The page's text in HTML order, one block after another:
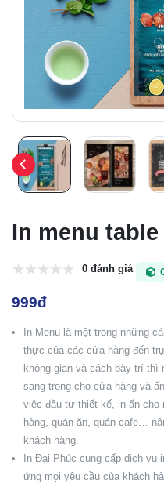
In menu
0 đánh giá
999đ
In Menu là một trong những
thực của các cửa hàng đến
không gian và cách bày trí thì
sang trọng cho cửa hàng và
việc đầu tư thiết kế, in ấn cho
hàng, quán ăn, quán cafe…
khách hàng.
In Đại Phúc cung cấp dịch vụ
ứng mọi yêu cầu của khách